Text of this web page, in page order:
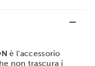
è l'accessorio
non trascura i